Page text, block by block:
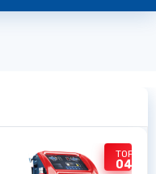
TOP
04